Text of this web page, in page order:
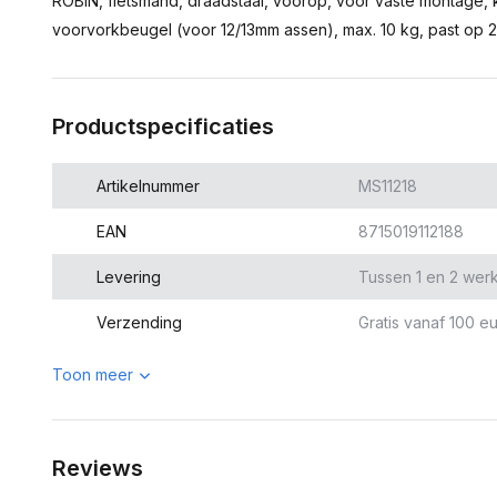
voorvorkbeugel (voor 12/13mm assen), max. 10 kg, past op
Productspecificaties
Artikelnummer MS11218
EAN 8715019112188
Levering Tussen 1 en 2
Verzending Gratis vanaf 100
Toon meer
Reviews